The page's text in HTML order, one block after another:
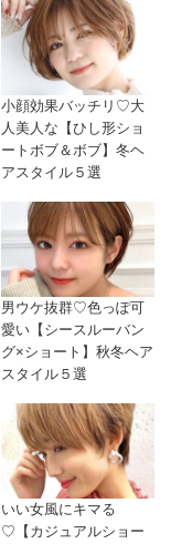
小顔効果バッチリ♡大
人美人な【ひし形ショ
ートボブ＆ボブ】冬ヘ
アスタイル５選
男ウケ抜群♡色っぽ可
愛い【シースルーバン
グ×ショート】秋冬ヘア
スタイル５選
いい女風にキマる
♡【カジュアルショー